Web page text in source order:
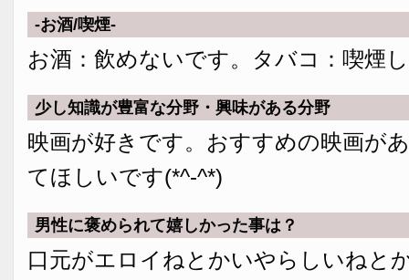
-お酒/喫煙-
お酒：飲めないです。タバコ：喫煙
少し知識が豊富な分野・興味がある分野
映画が好きです。おすすめの映画が
てほしいです(*^-^*)
男性に褒められて嬉しかった事は？
口元がエロイねとかいやらしいねと